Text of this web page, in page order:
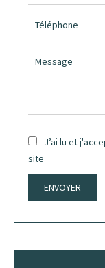
J’ai lu et
site
ENVOYER